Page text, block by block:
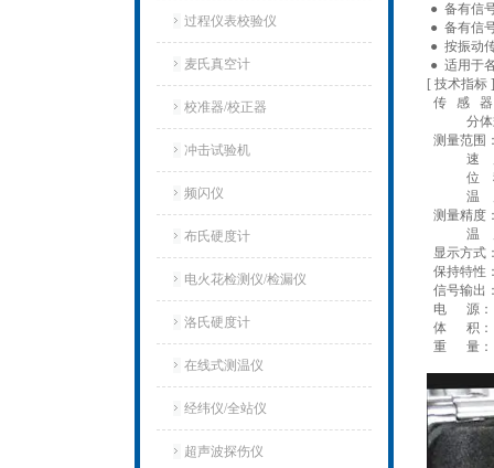
过程仪表校验仪
麦氏真空计
校准器/校正器
冲击试验机
频闪仪
布氏硬度计
电火花检测仪/检漏仪
洛氏硬度计
在线式测温仪
经纬仪/全站仪
超声波探伤仪
● 备有信
● 备有信
● 按振动
● 适用于
[ 技术指标 ]
传 感 器
分体式
测量范围
速 度
位 移
温 度
测量精
温 度
显示方式
保持特性
信号输出
电 源：
体 积：
重 量：